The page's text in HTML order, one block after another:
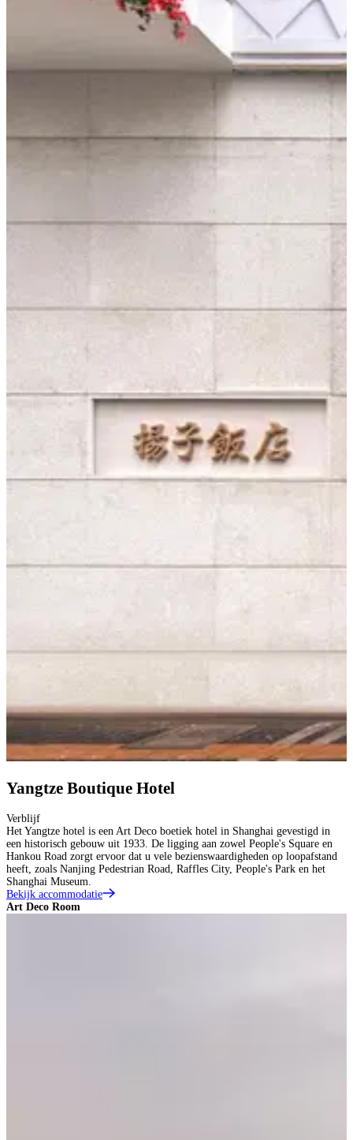
Yangtze Boutique Hotel
Verblijf
Het Yangtze hotel is een Art Deco boetiek hotel in Shanghai gevestigd in
een historisch gebouw uit 1933. De ligging aan zowel People's Square en
Hankou Road zorgt ervoor dat u vele bezienswaardigheden op loopafstand
heeft, zoals Nanjing Pedestrian Road, Raffles City, People's Park en het
Shanghai Museum.
Bekijk accommodatie
Art Deco Room